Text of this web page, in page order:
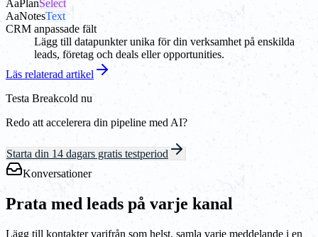
AaPlanSelect
AaNotesText
CRM anpassade fält
Lägg till datapunkter unika för din verksamhet på enskilda
leads, företag och deals eller opportunities.
Läs relaterad artikel
Testa Breakcold nu
Redo att accelerera din pipeline med AI?
Starta din 14 dagars gratis testperiod
Konversationer
Prata med leads på varje kanal
Lägg till kontakter varifrån som helst, samla varje meddelande i en